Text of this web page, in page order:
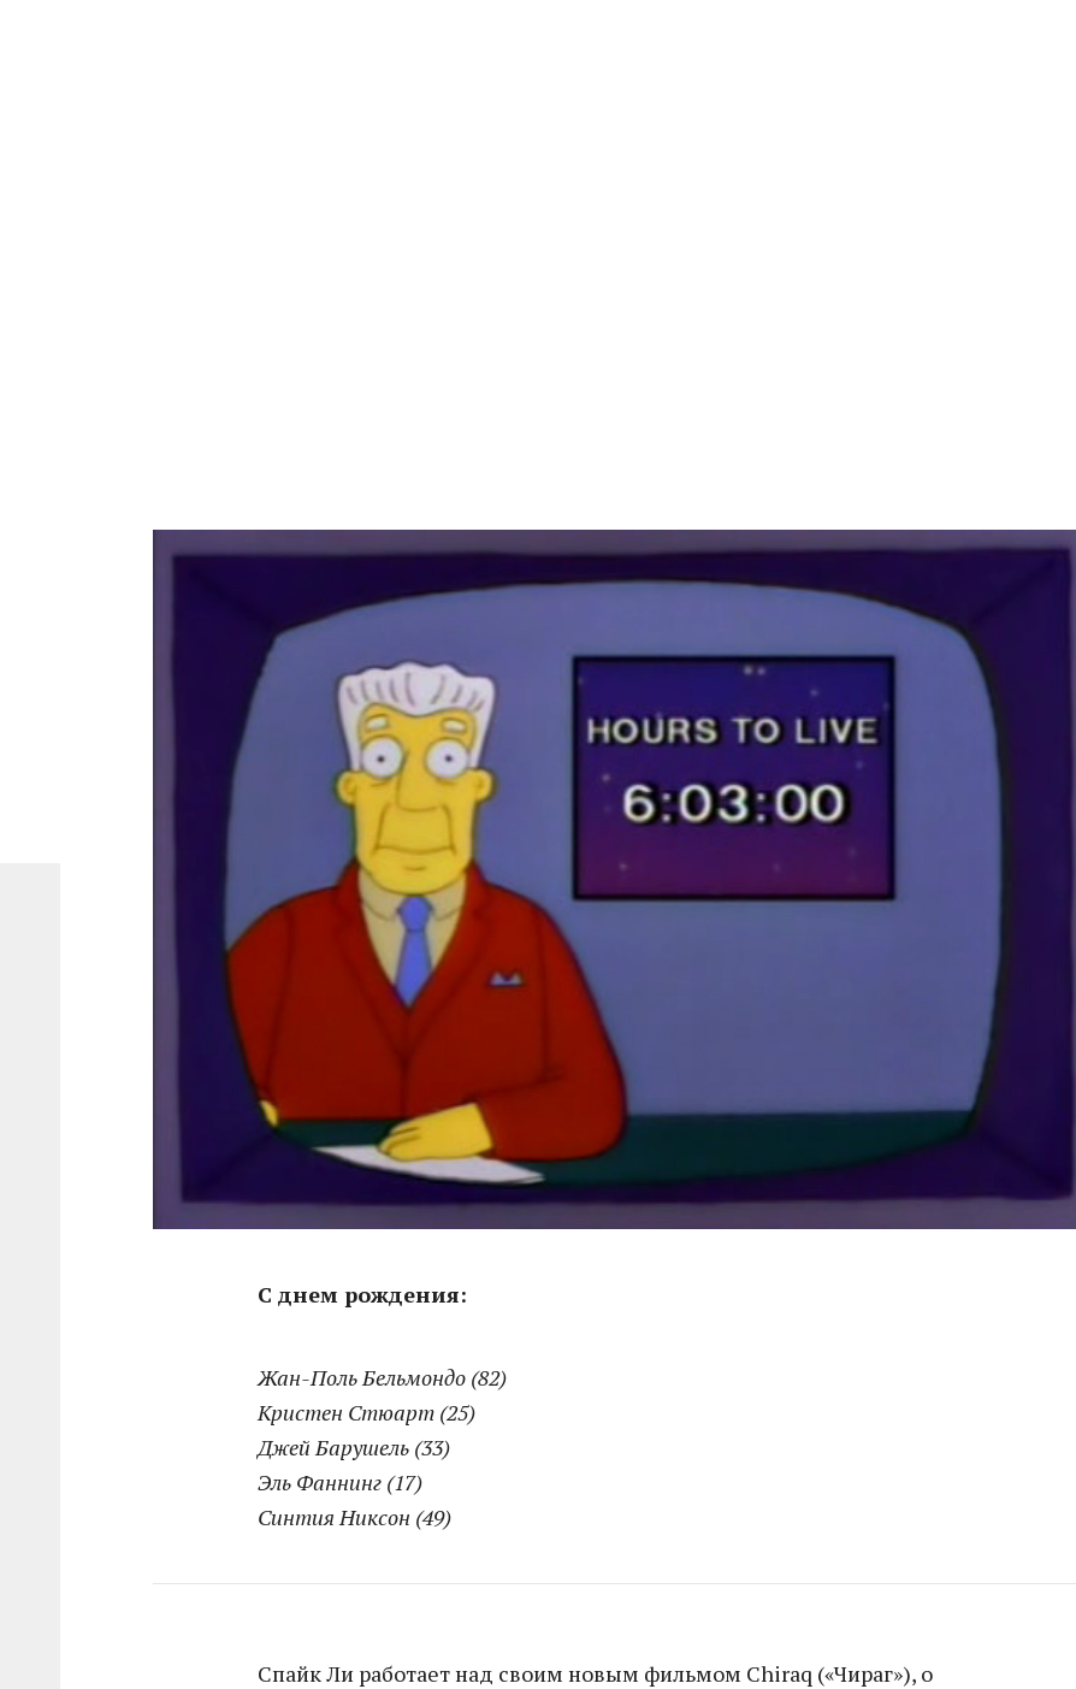
С днем рождения:
Жан-Поль Бельмондо (82)
Кристен Стюарт (25)
Джей Барушель (33)
Эль Фаннинг (17)
Синтия Никсон (49)
Спайк Ли работает над своим новым фильмом Chiraq («Чираг»), о